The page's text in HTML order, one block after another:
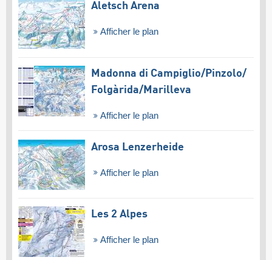
Aletsch Arena
Afficher le plan
Madonna di Campiglio/​Pinzolo/​
Folgàrida/​Marilleva
Afficher le plan
Arosa Lenzerheide
Afficher le plan
Les 2 Alpes
Afficher le plan